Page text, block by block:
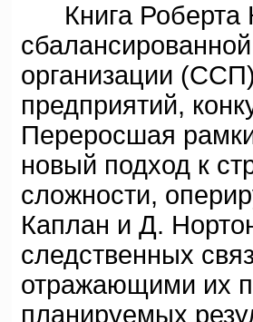
Книга Роберта
организации
предприятий,
Переросшая
новый подход к
сложности,
Каплан и Д.
следственных
отражающими их
планируемых